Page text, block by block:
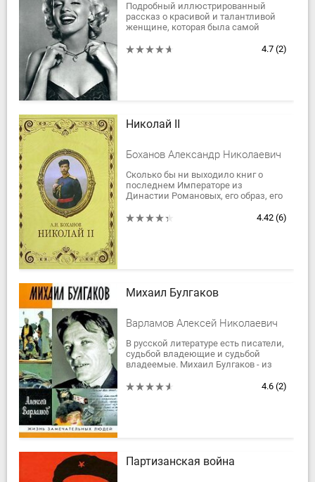
Подробный иллюстрированный
рассказ о красивой и талантливой
женщине, которая была самой
киноактрисой 50 - х гг., снискала4.7 (2)
Николай II
Боханов Александр Николаевич
Сколько бы ни выходило книг о
последнем Императоре из
Династии Романовых, его образ, его
посмертная судьба в людской4.42 (6)
Михаил Булгаков
Варламов Алексей Николаевич
В русской литературе есть писатели,
судьбой владеющие и судьбой
владеемые. Михаил Булгаков - из
непрерывным, осмысленным,
4.6 (2)
Партизанская война